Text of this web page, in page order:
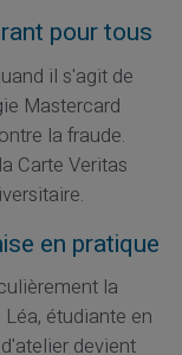
pour tous
il s'agit de
Mastercard
la fraude.
Carte Veritas
en pratique
la
étudiante en
devient